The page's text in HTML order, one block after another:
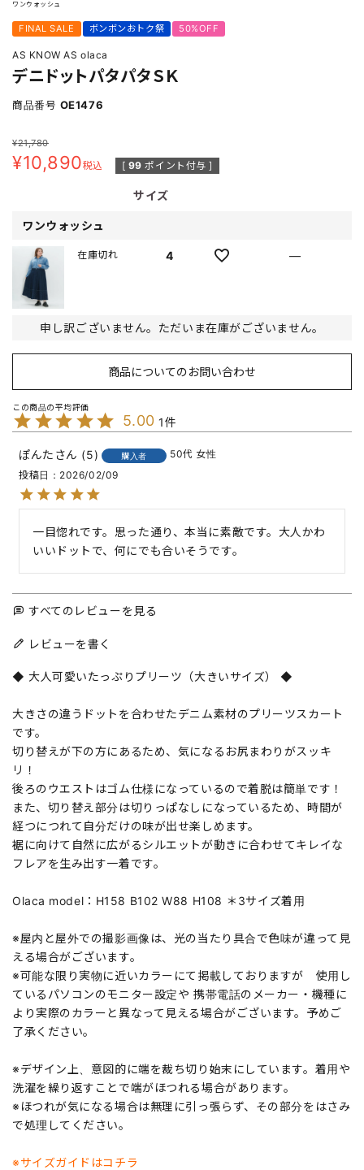
ワンウォッシュ
FINAL SALE ボンボンおトク祭 50%OFF
AS KNOW AS olaca
デニドットパタパタＳＫ
商品番号 OE1476
¥21,780
¥10,890税込 [ 99 ポイント付与 ]
サイズ
ワンウォッシュ
4
在庫切れ —
申し訳ございません。ただいま在庫がございません。
商品についてのお問い合わせ
5.00 1
ぽんた 5 購入者 50代 女性
投稿日
2026/02/09
一目惚れです。思った通り、本当に素敵です。大人かわ
いいドットで、何にでも合いそうです。
すべてのレビューを見る
レビューを書く
◆ 大人可愛いたっぷりプリーツ（大きいサイズ） ◆
大きさの違うドットを合わせたデニム素材のプリーツスカート
です。
切り替えが下の方にあるため、気になるお尻まわりがスッキ
リ！
後ろのウエストはゴム仕様になっているので着脱は簡単です！
また、切り替え部分は切りっぱなしになっているため、時間が
経つにつれて自分だけの味が出せ楽しめます。
裾に向けて自然に広がるシルエットが動きに合わせてキレイな
フレアを生み出す一着です。
Olaca model：H158 B102 W88 H108 ＊3サイズ着用
※屋内と屋外での撮影画像は、光の当たり具合で色味が違って見
える場合がございます。
※可能な限り実物に近いカラーにて掲載しておりますが 使用し
ているパソコンのモニター設定や 携帯電話のメーカー・機種に
より実際のカラーと異なって見える場合がございます。予めご
了承ください。
※デザイン上、意図的に端を裁ち切り始末にしています。着用や
洗濯を繰り返すことで端がほつれる場合があります。
※ほつれが気になる場合は無理に引っ張らず、その部分をはさみ
で処理してください。
※サイズガイドはコチラ